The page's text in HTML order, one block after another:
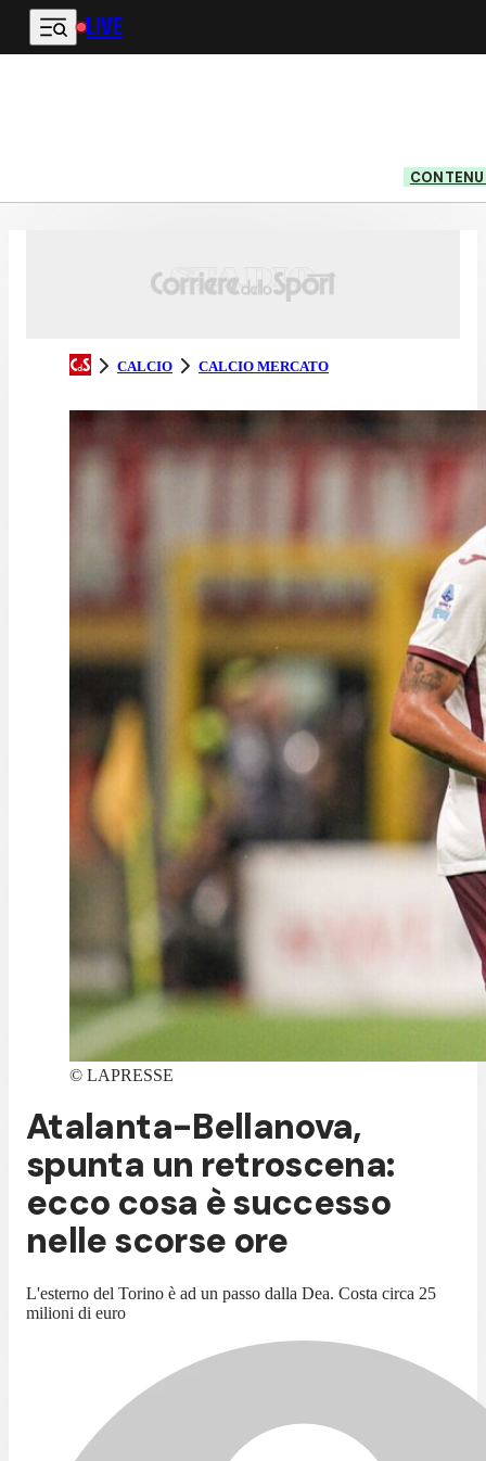
Vai al contenuto principale
LIVE
CALCIO CALCIO MERCATO
© LAPRESSE
Atalanta-Bellanova,
spunta un retroscena:
ecco cosa è successo
nelle scorse ore
L'esterno del Torino è ad un passo dalla Dea. Costa circa 25
milioni di euro